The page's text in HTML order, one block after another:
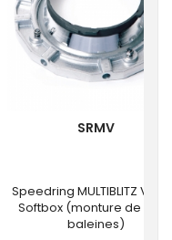
SRMV
Speedring MULTIBLITZ V
Softbox (monture de 4 à 8
baleines)